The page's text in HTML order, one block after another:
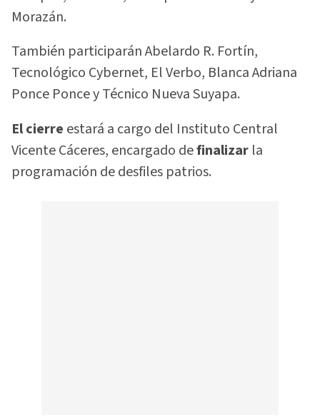
Morazán.
También participarán Abelardo R. Fortín,
Tecnológico Cybernet, El Verbo, Blanca Adriana
Ponce Ponce y Técnico Nueva Suyapa.
El cierre estará a cargo del Instituto Central
Vicente Cáceres, encargado definalizar la
programación de desfiles patrios.